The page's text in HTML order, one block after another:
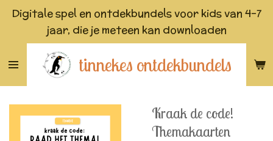
Ga
de
hoofdinhoud
tinnekes ontdekbundels
Digitale spel en ontdekbundels voor kids van 4-7
jaar, die je meteen kan downloaden
Kraak de code!
Themakaarten